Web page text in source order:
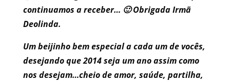
continuamos a receber… 🙂 Obrigada Irmã
Deolinda.
Um beijinho bem especial a cada um de vocês,
desejando que 2014 seja um ano assim como
nos desejam…cheio de amor, saúde, partilha,